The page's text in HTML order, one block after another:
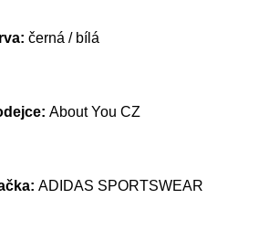
černá / bílá
About You CZ
ADIDAS SPORTSWEAR